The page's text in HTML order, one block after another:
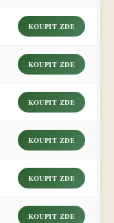
KOUPIT ZDE
KOUPIT ZDE
KOUPIT ZDE
KOUPIT ZDE
KOUPIT ZDE
KOUPIT ZDE